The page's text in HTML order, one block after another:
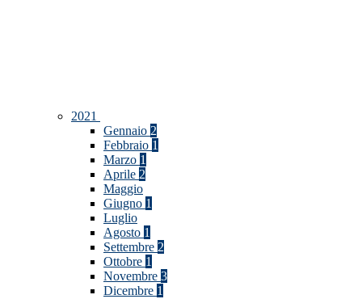
2021
Gennaio 2
Febbraio 1
Marzo 1
Aprile 2
Maggio
Giugno 1
Luglio
Agosto 1
Settembre 2
Ottobre 1
Novembre 3
Dicembre 1